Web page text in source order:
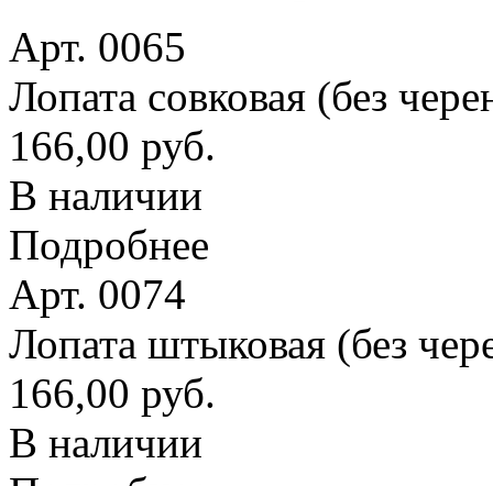
Арт. 0065
Лопата совковая (без
166,00 руб.
В наличии
Подробнее
Арт. 0074
Лопата штыковая (без
166,00 руб.
В наличии